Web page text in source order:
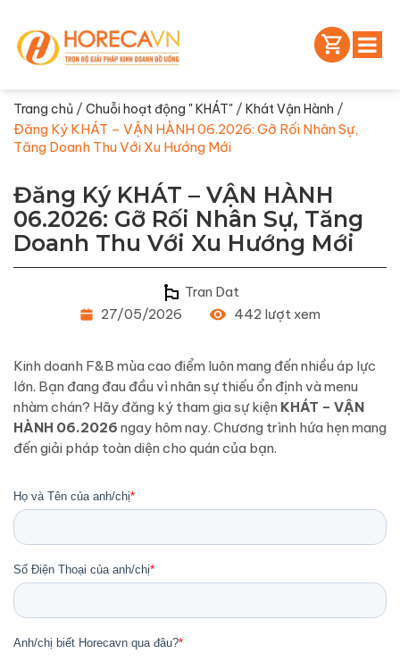
Trang chủ / Chuỗi hoạt động " KHÁT" / Khát Vận Hành /
Đăng Ký KHÁT – VẬN HÀNH 06.2026: Gỡ Rối Nhân Sự,
Tăng Doanh Thu Với Xu Hướng Mới
Đăng Ký KHÁT – VẬN HÀNH
06.2026: Gỡ Rối Nhân Sự, Tăng
Doanh Thu Với Xu Hướng Mới
Tran Dat
27/05/2026
442 lượt xem
Kinh doanh F&B mùa cao điểm luôn mang đến nhiều áp lực
lớn. Bạn đang đau đầu vì nhân sự thiếu ổn định và menu
nhàm chán? Hãy đăng ký tham gia sự kiện KHÁT – VẬN
HÀNH 06.2026 ngay hôm nay. Chương trình hứa hẹn mang
đến giải pháp toàn diện cho quán của bạn.